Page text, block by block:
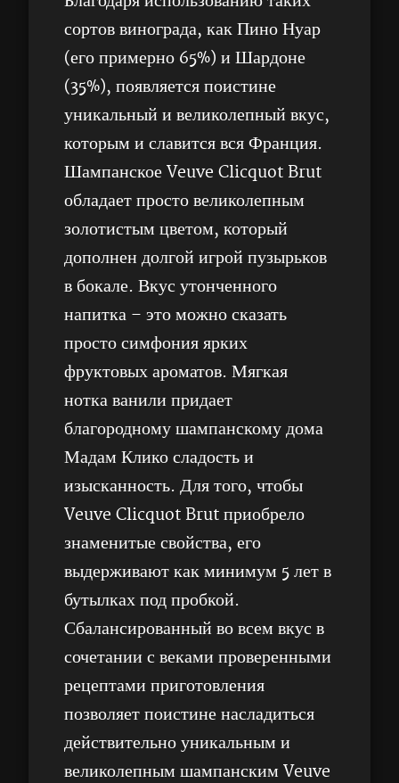
сортов винограда, как Пино Нуар
(его примерно 65%) и Шардоне
(35%), появляется поистине
уникальный и великолепный вкус,
которым и славится вся Франция.
Шампанское Veuve Clicquot Brut
обладает просто великолепным
золотистым цветом, который
дополнен долгой игрой пузырьков
в бокале. Вкус утонченного
напитка – это можно сказать
просто симфония ярких
фруктовых ароматов. Мягкая
нотка ванили придает
благородному шампанскому дома
Мадам Клико сладость и
изысканность. Для того, чтобы
Veuve Clicquot Brut приобрело
знаменитые свойства, его
выдерживают как минимум 5 лет в
бутылках под пробкой.
Сбалансированный во всем вкус в
сочетании с веками проверенными
рецептами приготовления
позволяет поистине насладиться
действительно уникальным и
великолепным шампанским Veuve